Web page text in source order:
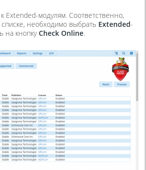
Extended-модулям. Соответственно,
необходимо выбрать Extended-
на кнопкуCheck Online.